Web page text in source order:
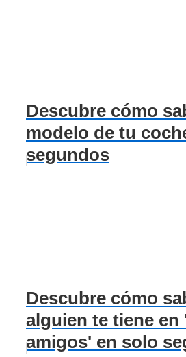
Descubre cómo
modelo de tu
segundos
Descubre cómo
alguien te tiene en
amigos' en solo